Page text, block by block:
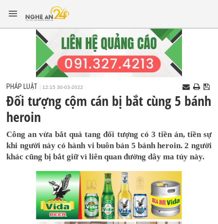
PHÁP LUẬT 12:15 30-03-2022
Đối tượng cộm cán bị bắt cùng 5 bánh
heroin
Công an vừa bắt quả tang đối tượng có 3 tiền án, tiền sự
khi người này có hành vi buôn bán 5 bánh heroin. 2 người
khác cũng bị bắt giữ vì liên quan đường dây ma túy này.